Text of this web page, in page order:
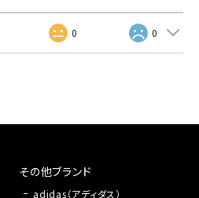
その他ブランド
adidas（アディダス）
0 0